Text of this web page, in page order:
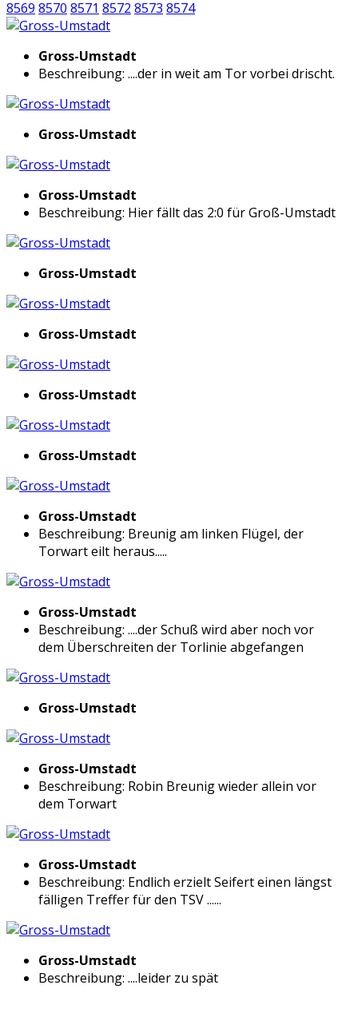
8569 8570 8571 8572 8573 8574
Gross-Umstadt
Beschreibung: ....der in weit am Tor vorbei drischt.
Gross-Umstadt
Gross-Umstadt
Beschreibung: Hier fällt das 2:0 für Groß-Umstadt
Gross-Umstadt
Gross-Umstadt
Gross-Umstadt
Gross-Umstadt
Gross-Umstadt
Beschreibung: Breunig am linken Flügel, der
Torwart eilt heraus.....
Gross-Umstadt
Beschreibung: ....der Schuß wird aber noch vor
dem Überschreiten der Torlinie abgefangen
Gross-Umstadt
Gross-Umstadt
Beschreibung: Robin Breunig wieder allein vor
dem Torwart
Gross-Umstadt
Beschreibung: Endlich erzielt Seifert einen längst
fälligen Treffer für den TSV ......
Gross-Umstadt
Beschreibung: ....leider zu spät